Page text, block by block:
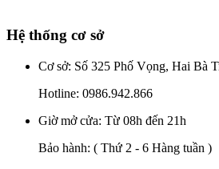
Hệ thống cơ sở
Cơ sở: Số 325 Phố Vọng, Hai Bà
Hotline: 0986.942.866
Giờ mở cửa: Từ 08h đến 21h
Bảo hành: ( Thứ 2 - 6 Hàng tuần )